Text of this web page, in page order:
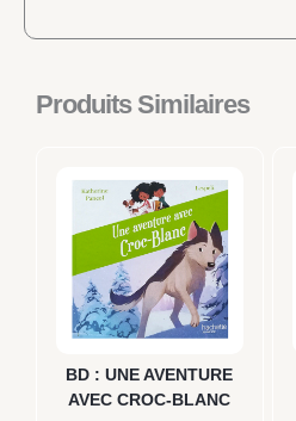
Produits Similaires
BD : UNE AVENTURE
AVEC CROC-BLANC